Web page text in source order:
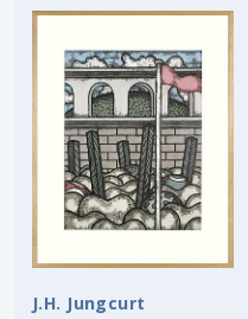
J.H. Jungcurt